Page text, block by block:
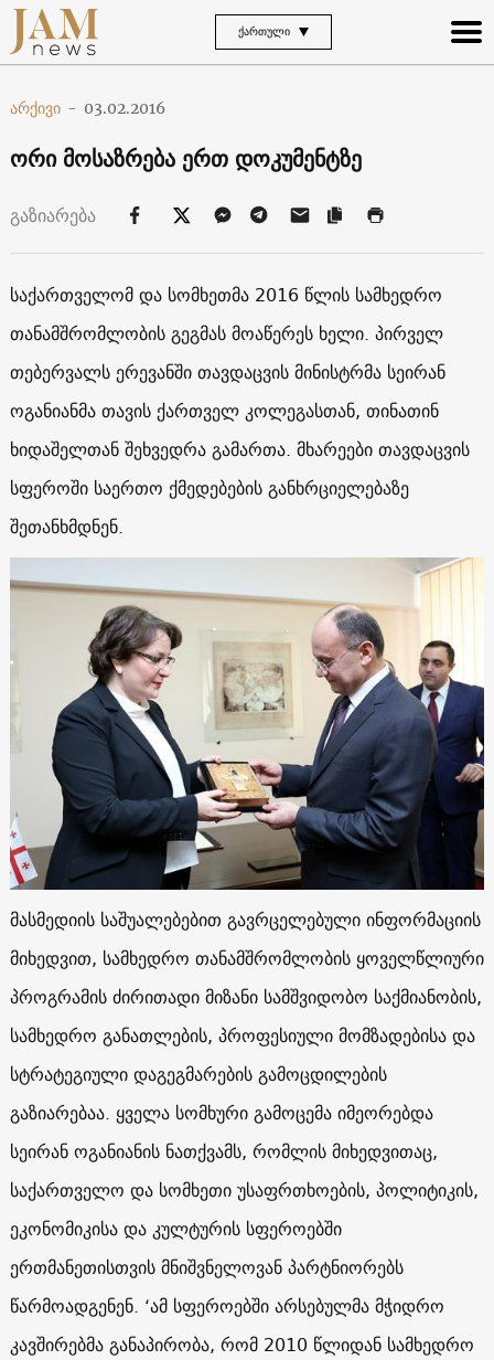
ᲥᲐᲠᲗᲣᲚᲘ
არქივი - 03.02.2016
ორი მოსაზრება ერთ დოკუმენტზე
გაზიარება
საქართველომ და სომხეთმა 2016 წლის სამხედრო
თანამშრომლობის გეგმას მოაწერეს ხელი. პირველ
თებერვალს ერევანში თავდაცვის მინისტრმა სეირან
ოგანიანმა თავის ქართველ კოლეგასთან, თინათინ
ხიდაშელთან შეხვედრა გამართა. მხარეები თავდაცვის
სფეროში საერთო ქმედებების განხრციელებაზე
შეთანხმდნენ.
მასმედიის საშუალებებით გავრცელებული ინფორმაციის
მიხედვით, სამხედრო თანამშრომლობის ყოველწლიური
პროგრამის ძირითადი მიზანი სამშვიდობო საქმიანობის,
სამხედრო განათლების, პროფესიული მომზადებისა და
სტრატეგიული დაგეგმარების გამოცდილების
გაზიარებაა. ყველა სომხური გამოცემა იმეორებდა
სეირან ოგანიანის ნათქვამს, რომლის მიხედვითაც,
საქართველო და სომხეთი უსაფრთხოების, პოლიტიკის,
ეკონომიკისა და კულტურის სფეროებში
ერთმანეთისთვის მნიშვნელოვან პარტნიორებს
წარმოადგენენ. ‘ამ სფეროებში არსებულმა მჭიდრო
კავშირებმა განაპირობა, რომ 2010 წლიდან სამხედრო